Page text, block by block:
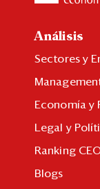
Análisis
Sectores y
Economía y
Legal y
Ranking
Blogs